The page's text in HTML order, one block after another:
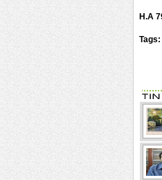
H.A
Tags: